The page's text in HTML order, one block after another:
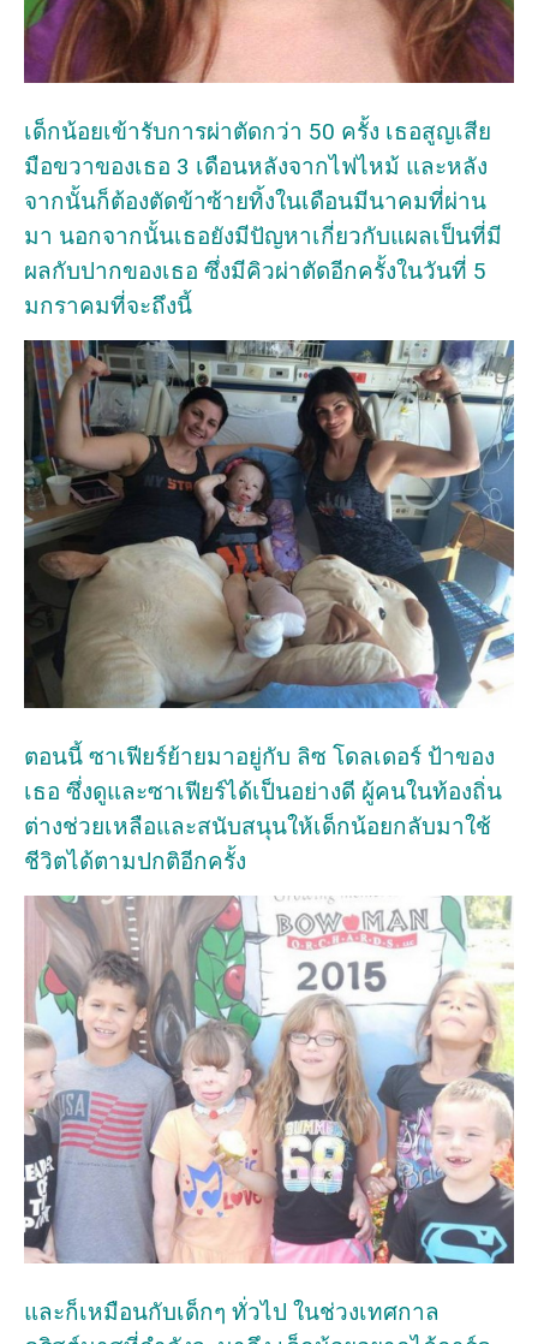
เด็กน้อยเข้ารับการผ่าตัดกว่า 50 ครั้ง เธอสูญเสีย
มือขวาของเธอ 3 เดือนหลังจากไฟไหม้ และหลัง
จากนั้นก็ต้องตัดข้าซ้ายทิ้งในเดือนมีนาคมที่ผ่าน
มา นอกจากนั้นเธอยังมีปัญหาเกี่ยวกับแผลเป็นที่มี
ผลกับปากของเธอ ซึ่งมีคิวผ่าตัดอีกครั้งในวันที่ 5
มกราคมที่จะถึงนี้
ตอนนี้ ซาเฟียร์ย้ายมาอยู่กับ ลิซ โดลเดอร์ ป้าของ
เธอ ซึ่งดูและซาเฟียร์ได้เป็นอย่างดี ผู้คนในท้องถิ่น
ต่างช่วยเหลือและสนับสนุนให้เด็กน้อยกลับมาใช้
ชีวิตได้ตามปกติอีกครั้ง
และก็เหมือนกับเด็กๆ ทั่วไป ในช่วงเทศกาล